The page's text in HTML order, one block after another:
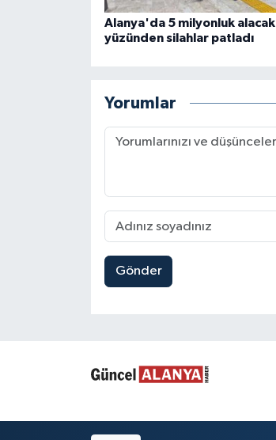
Alanya'da 5 milyonluk alacak
yüzünden silahlar patladı
Yorumlar
Gönder